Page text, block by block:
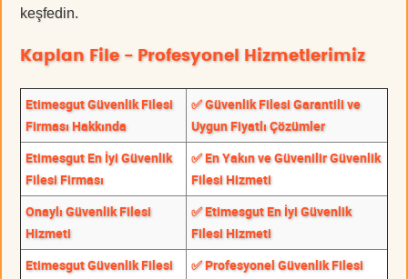
keşfedin.
Kaplan File - Profesyonel Hizmetlerimiz
Etimesgut Güvenlik Filesi
Firması Hakkında
✅ Güvenlik Filesi Garantili ve
Uygun Fiyatlı Çözümler
Etimesgut En İyi Güvenlik
Filesi Firması
✅ En Yakın ve Güvenilir Güvenlik
Filesi Hizmeti
Onaylı Güvenlik Filesi
Hizmeti
✅ Etimesgut En İyi Güvenlik
Filesi Hizmeti
Etimesgut Güvenlik Filesi
✅ Profesyonel Güvenlik Filesi